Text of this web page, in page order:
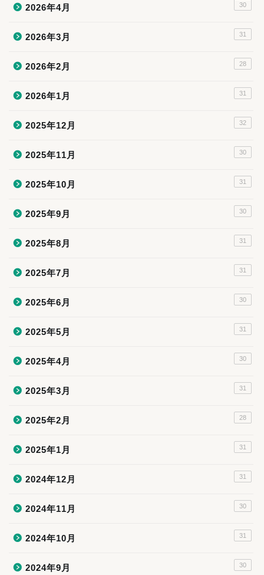
2026年4月 30
2026年3月 31
2026年2月 28
2026年1月 31
2025年12月 32
2025年11月 30
2025年10月 31
2025年9月 30
2025年8月 31
2025年7月 31
2025年6月 30
2025年5月 31
2025年4月 30
2025年3月 31
2025年2月 28
2025年1月 31
2024年12月 31
2024年11月 30
2024年10月 31
2024年9月 30